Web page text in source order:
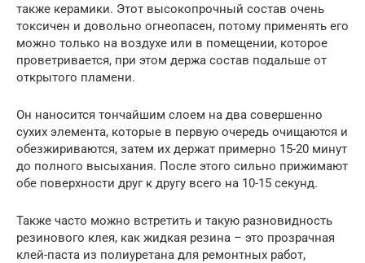
также керамики. Этот высокопрочный состав очень
токсичен и довольно огнеопасен, потому применять его
можно только на воздухе или в помещении, которое
проветривается, при этом держа состав подальше от
открытого пламени.
Он наносится тончайшим слоем на два совершенно
сухих элемента, которые в первую очередь очищаются и
обезжириваются, затем их держат примерно 15-20 минут
до полного высыхания. После этого сильно прижимают
обе поверхности друг к другу всего на 10-15 секунд.
Также часто можно встретить и такую разновидность
резинового клея, как жидкая резина – это прозрачная
клей-паста из полиуретана для ремонтных работ,